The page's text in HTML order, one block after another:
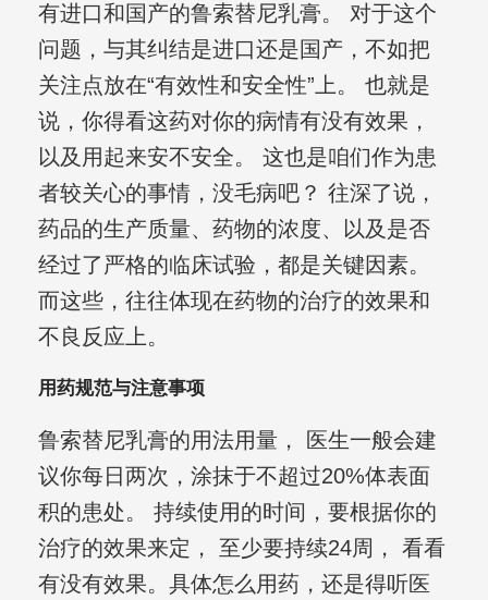
有进口和国产的鲁索替尼乳膏。 对于这个
问题，与其纠结是进口还是国产，不如把
关注点放在“有效性和安全性”上。 也就是
说，你得看这药对你的病情有没有效果，
以及用起来安不安全。 这也是咱们作为患
者较关心的事情，没毛病吧？ 往深了说，
药品的生产质量、药物的浓度、以及是否
经过了严格的临床试验，都是关键因素。
而这些，往往体现在药物的治疗的效果和
不良反应上。
用药规范与注意事项
鲁索替尼乳膏的用法用量， 医生一般会建
议你每日两次，涂抹于不超过20%体表面
积的患处。 持续使用的时间，要根据你的
治疗的效果来定， 至少要持续24周， 看看
有没有效果。具体怎么用药，还是得听医